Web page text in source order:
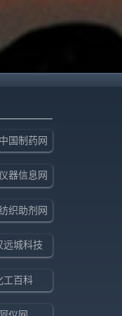
中国制药网
器信息网
织助剂网
远城科技
工百科